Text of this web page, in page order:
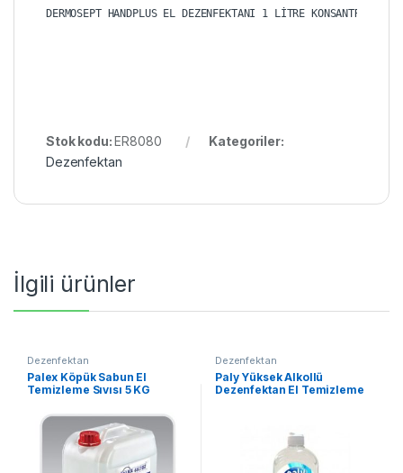
Stok kodu:ER8080
Kategoriler:
Dezenfektan
İlgili ürünler
Dezenfektan
Palex Köpük Sabun El
Temizleme Sıvısı 5 KG
Dezenfektan
Paly Yüksek Alkollü
Dezenfektan El Temizleme